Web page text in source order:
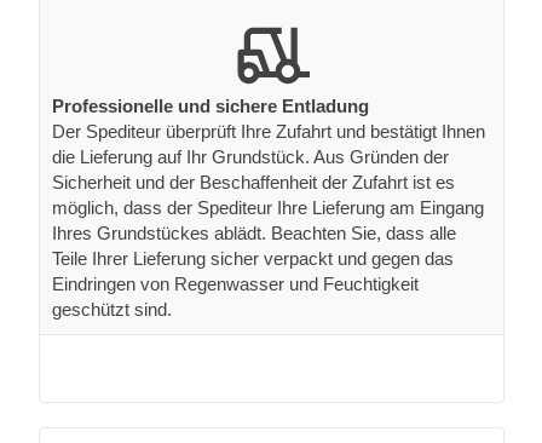
Professionelle und sichere Entladung
Der Spediteur überprüft Ihre Zufahrt und bestätigt Ihnen
die Lieferung auf Ihr Grundstück. Aus Gründen der
Sicherheit und der Beschaffenheit der Zufahrt ist es
möglich, dass der Spediteur Ihre Lieferung am Eingang
Ihres Grundstückes ablädt. Beachten Sie, dass alle
Teile Ihrer Lieferung sicher verpackt und gegen das
Eindringen von Regenwasser und Feuchtigkeit
geschützt sind.